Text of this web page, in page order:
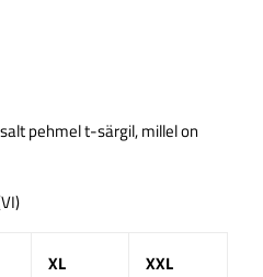
pehmel t-särgil, millel on
XL XXL